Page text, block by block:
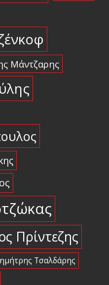
Μάντζαρης
Πρίντεζης
Τσαλδάρης